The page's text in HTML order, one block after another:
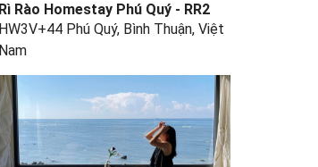
Rì Rào Homestay Phú Quý - RR2
HW3V+44 Phú Quý, Bình Thuận, Việt
Nam